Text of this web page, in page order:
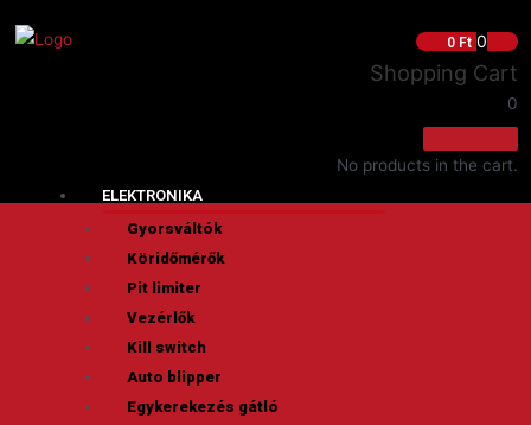
0 Ft 0
Shopping Cart
0
No products in the cart.
ELEKTRONIKA
Gyorsváltók
Köridőmérők
Pit limiter
Vezérlők
Kill switch
Auto blipper
Egykerekezés gátló